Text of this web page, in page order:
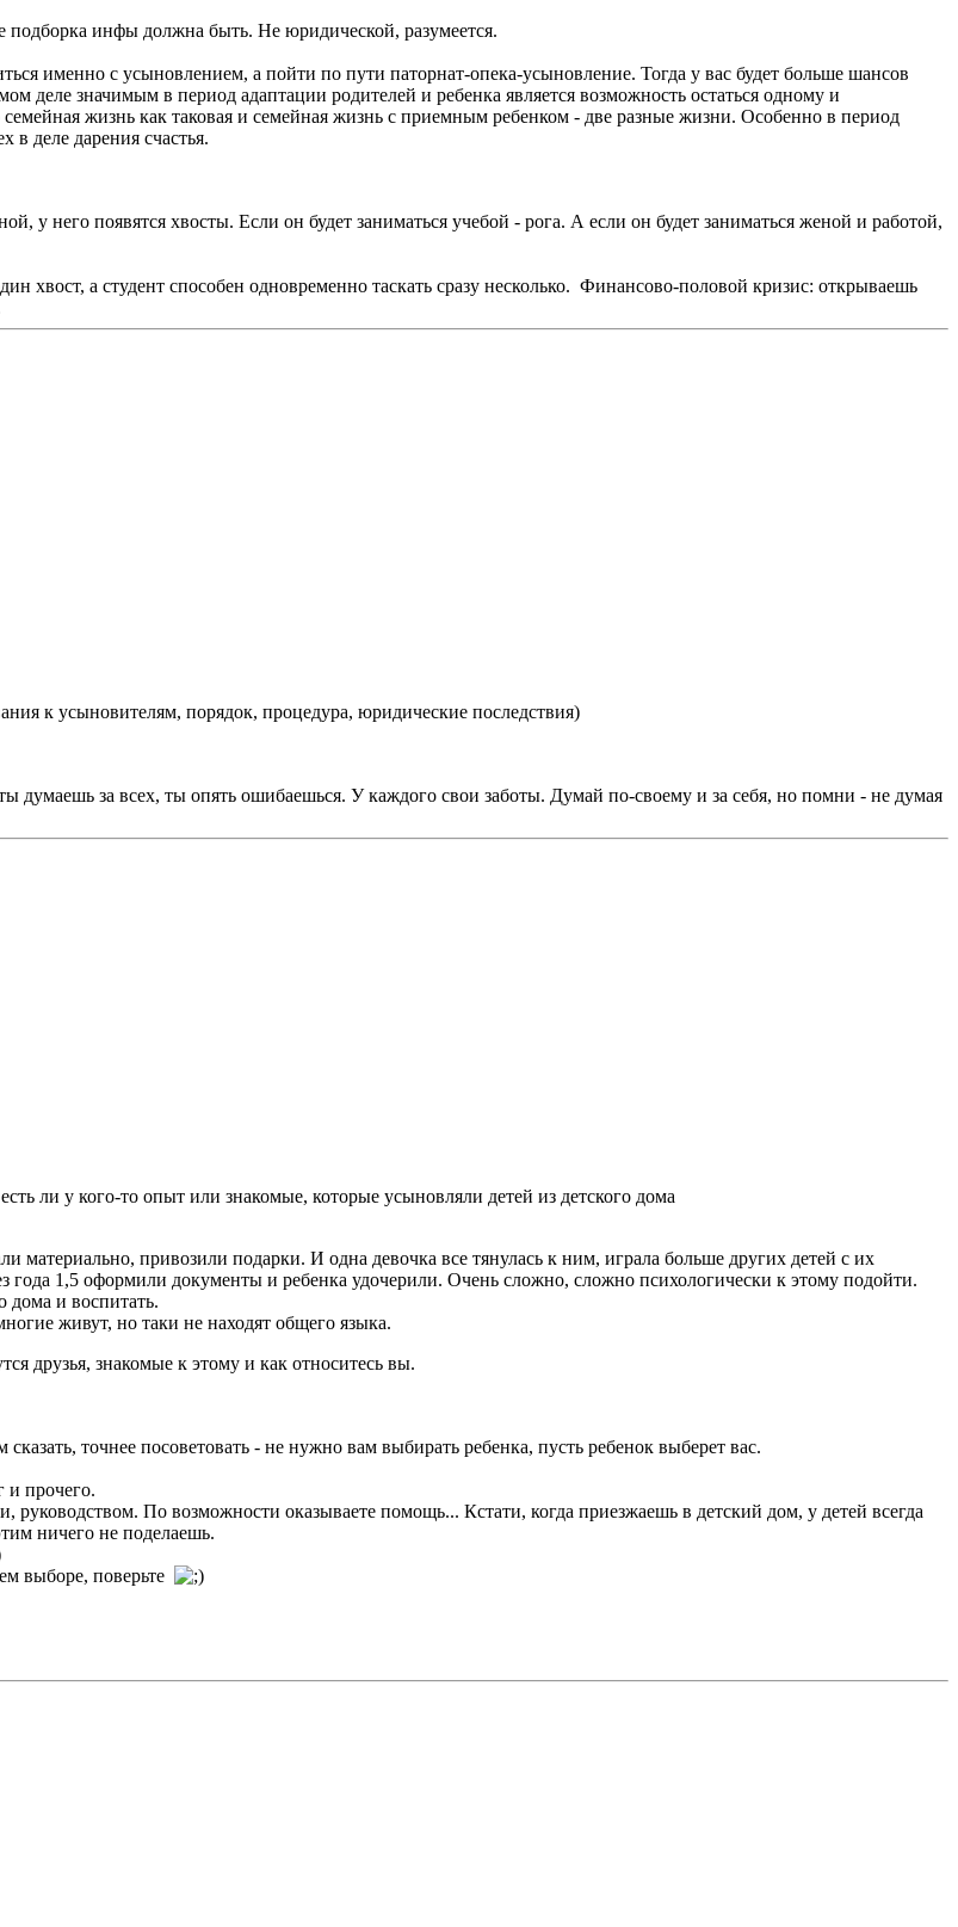
подборка инфы должна быть. Не юридической, разумеется.
именно с усыновлением, а пойти по пути паторнат-опека-усыновление. Тогда у вас будет больше шансов
деле значимым в период адаптации родителей и ребенка является возможность остаться одному и
жизнь как таковая и семейная жизнь с приемным ребенком - две разные жизни. Особенно в период
в деле дарения счастья.
у него появятся хвосты. Если он будет заниматься учебой - рога. А если он будет заниматься женой и работой,
хвост, а студент способен одновременно таскать сразу несколько. Финансово-половой кризис: открываешь
к усыновителям, порядок, процедура, юридические последствия)
за всех, ты опять ошибаешься. У каждого свои заботы. Думай по-своему и за себя, но помни - не думая
ли у кого-то опыт или знакомые, которые усыновляли детей из детского дома
материально, привозили подарки. И одна девочка все тянулась к ним, играла больше других детей с их
года 1,5 оформили документы и ребенка удочерили. Очень сложно, сложно психологически к этому подойти.
дома и воспитать.
живут, но таки не находят общего языка.
друзья, знакомые к этому и как относитесь вы.
точнее посоветовать - не нужно вам выбирать ребенка, пусть ребенок выберет вас.
и прочего.
руководством. По возможности оказываете помощь... Кстати, когда приезжаешь в детский дом, у детей всегда
ничего не поделаешь.
выборе, поверьте